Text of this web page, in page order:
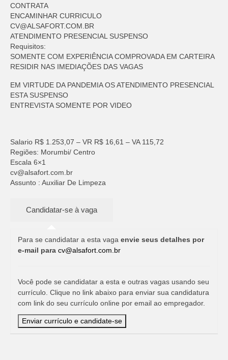
CONTRATA
ENCAMINHAR CURRICULO
CV@ALSAFORT.COM.BR
ATENDIMENTO PRESENCIAL SUSPENSO
Requisitos:
SOMENTE COM EXPERIÊNCIA COMPROVADA EM CARTEIRA
RESIDIR NAS IMEDIAÇÕES DAS VAGAS
EM VIRTUDE DA PANDEMIA OS ATENDIMENTO PRESENCIAL
ESTA SUSPENSO
ENTREVISTA SOMENTE POR VIDEO
Salario R$ 1.253,07 – VR R$ 16,61 – VA 115,72
Regiões: Morumbi/ Centro
Escala 6×1
cv@alsafort.com.br
Assunto : Auxiliar De Limpeza
Para se candidatar a esta vaga envie seus detalhes por
e-mail para cv@alsafort.com.br
Você pode se candidatar a esta e outras vagas usando seu
currículo. Clique no link abaixo para enviar sua candidatura
com link do seu currículo online por email ao empregador.